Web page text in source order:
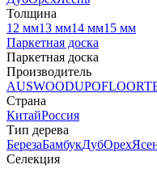
Толщина
12 мм13 мм14 мм15 мм
Паркетная доска
Паркетная доска
Производитель
AUSWOODUPOFLOOR
Страна
КитайРоссия
Тип дерева
БерезаБамбукДубОрех
Селекция